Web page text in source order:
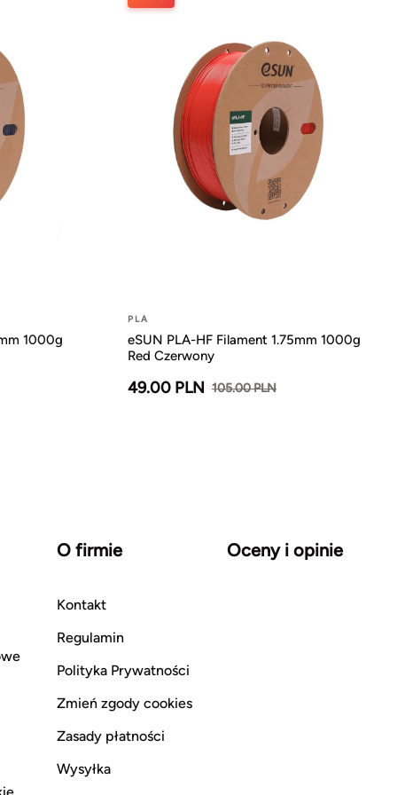
1000g
PLA
eSUN PLA-HF Filament 1.75mm 1000g
Red Czerwony
49.00 PLN 105.00 PLN
O firmie
Kontakt
Regulamin
Polityka Prywatności
Zmień zgody cookies
Zasady płatności
Wysyłka
Oceny i opinie